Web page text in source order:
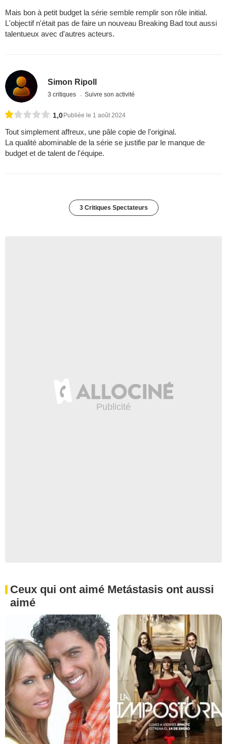
Mais bon à petit budget la série semble remplir son rôle initial.
L'objectif n'était pas de faire un nouveau Breaking Bad tout aussi
talentueux avec d'autres acteurs.
Simon Ripoll
3 critiques Suivre son activité
1,0 Publiée le 1 août 2024
Tout simplement affreux, une pâle copie de l'original.
La qualité abominable de la série se justifie par le manque de
budget et de talent de l'équipe.
3 Critiques Spectateurs
Ceux qui ont aimé Metástasis ont aussi
aimé